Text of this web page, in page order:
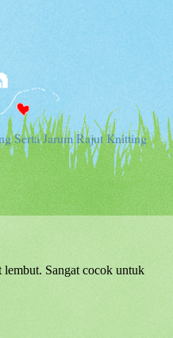
Serta Jarum Rajut Knitting
Sangat cocok untuk